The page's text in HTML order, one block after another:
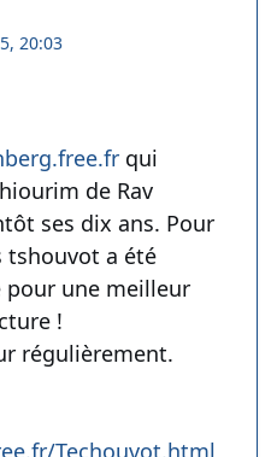
20:03
qui
de Rav
ses dix ans. Pour
tshouvot a été
pour une meilleur
!
régulièrement.
Techouvot.html